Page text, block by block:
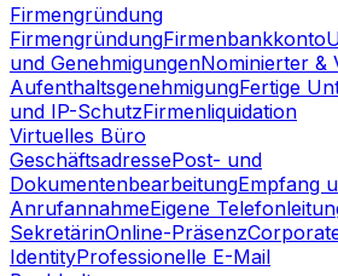
Firmengründung
FirmengründungFirmenbankkonto
und GenehmigungenNominierter &
AufenthaltsgenehmigungFertige
und IP-SchutzFirmenliquidation
Virtuelles Büro
GeschäftsadressePost- und
DokumentenbearbeitungEmpfang
AnrufannahmeEigene
SekretärinOnline-Präsenz
IdentityProfessionelle E-Mail